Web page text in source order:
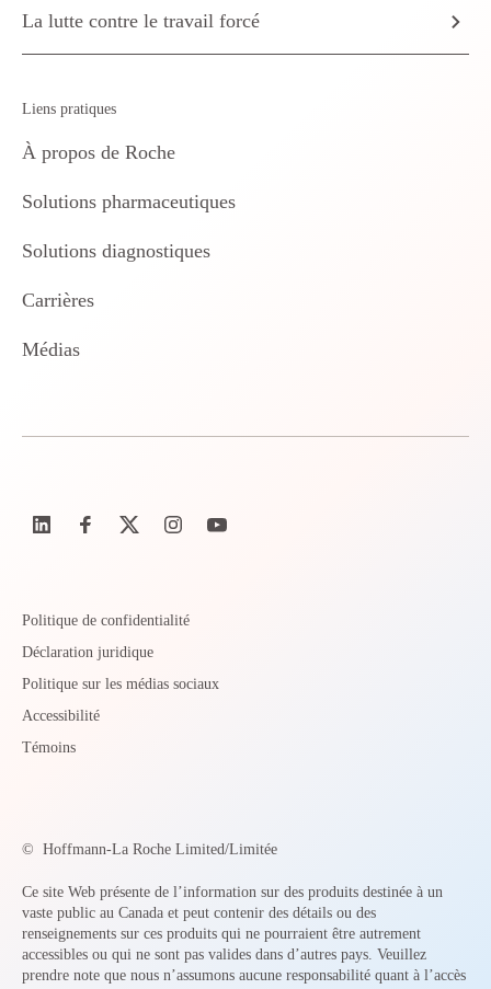
La lutte contre le travail forcé
Liens pratiques
À propos de Roche
Solutions pharmaceutiques
Solutions diagnostiques
Carrières
Médias
Politique de confidentialité
Déclaration juridique
Politique sur les médias sociaux
Accessibilité
Témoins
© Hoffmann-La Roche Limited/Limitée
Ce site Web présente de l’information sur des produits destinée à un
vaste public au Canada et peut contenir des détails ou des
renseignements sur ces produits qui ne pourraient être autrement
accessibles ou qui ne sont pas valides dans d’autres pays. Veuillez
prendre note que nous n’assumons aucune responsabilité quant à l’accès